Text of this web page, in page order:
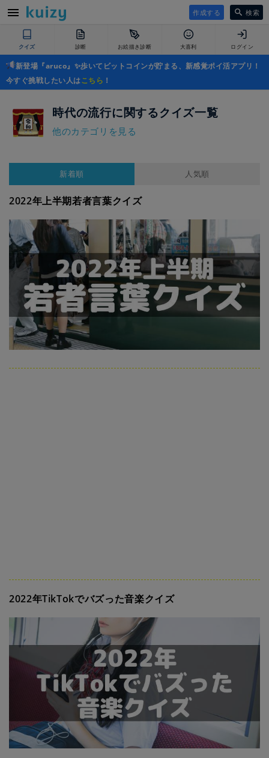
作成する 検索
クイズ 診断 お絵描き診断 大喜利 ログイン
新登場『aruco』✨歩いてビットコインが貯まる、新感覚ポイ活アプリ！
今すぐ挑戦したい人はこちら ！
時代の流行に関するクイズ一覧
他のカテゴリを見る
新着順 人気順
2022年上半期若者言葉クイズ
2022年TikTokでバズった音楽クイズ